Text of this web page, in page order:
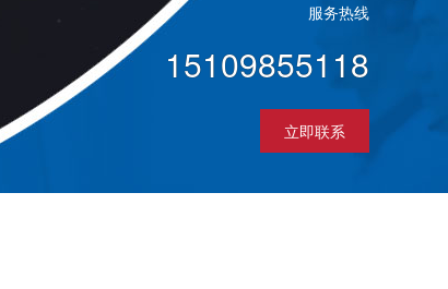
服务热线
15109855118
立即联系